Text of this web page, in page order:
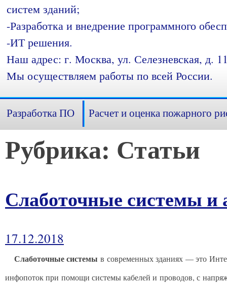
систем зданий;
-Разработка и внедрение программного
-ИТ решения.
Наш адрес: г. Москва, ул. Селезневская, д.
Мы осуществляем работы по всей России.
Разработка ПО Расчет и оценка пожарного
Рубрика: Статьи
Слаботочные системы и
17.12.2018
Слаботочные системы в современных зданиях — это
инфопоток при помощи системы кабелей и проводов, с